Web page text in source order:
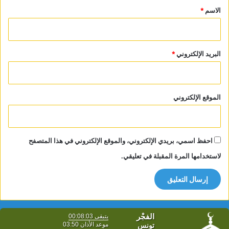
*
الاسم *
البريد الإلكتروني*
الموقع الإلكتروني
احفظ اسمي، بريدي الإلكتروني، والموقع الإلكتروني في هذا المتصفح
لاستخدامها المرة المقبلة في تعليقي.